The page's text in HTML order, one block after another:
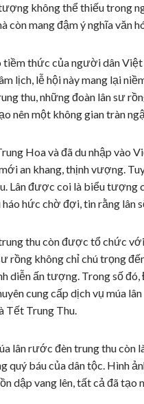
không thể thiếu trong
mang đậm ý nghĩa văn
tiềm thức của người dân
lịch, lễ hội này mang lại
thu, những đoàn lân sư
nên một không gian tràn
Hoa và đã du nhập vào
an khang, thịnh vượng.
Lân được coi là biểu tượng
hức chờ đợi, tin rằng lân
thu còn được tổ chức
rồng không chỉ chú trọng
diễn ấn tượng. Trong số
cung cấp dịch vụ múa
Tết Trung Thu.
lân rước đèn trung thu còn
báu của dân tộc. Hình
dập vang lên, tất cả đã tạo